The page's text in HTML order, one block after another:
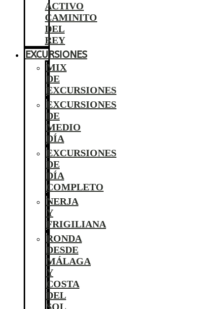
ACTIVO
CAMINITO
DEL
REY
EXCURSIONES
MIX
DE
EXCURSIONES
EXCURSIONES
DE
MEDIO
DÍA
EXCURSIONES
DE
DÍA
COMPLETO
NERJA
Y
FRIGILIANA
RONDA
DESDE
MÁLAGA
Y
COSTA
DEL
SOL